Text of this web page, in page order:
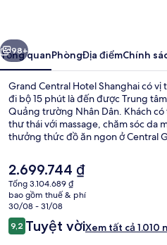
Tiếp
98+
Tổng quanPhòngĐịa điểmChính
Grand Central Hotel Shanghai có
đi bộ 15 phút là đến được Trung
Quảng trường Nhân Dân. Khách
thư thái với massage, chăm sóc da
thưởng thức đồ ăn ngon ở Central
đáng chú ý khác tại khách sạn sang
và cơ sở vật chất là những điều ghi
lưu trú nằm cách dịch vụ giao
ngắn: cách Ga Đường Đông Nam
phút.
Giá
hiện
tại
là
2.699.744 ₫
2.699.744 ₫
Tổng 3.104.689 ₫
bao gồm thuế & phí
30/08 - 31/08
Nhận
xét
9,29,2 trên 10,
Tuyệt vờiXem tất cả 1.010